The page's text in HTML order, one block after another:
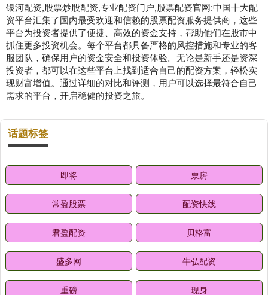
银河配资,股票炒股配资,专业配资门户,股票配资官网:中国十大配
资平台汇集了国内最受欢迎和信赖的股票配资服务提供商，这些
平台为投资者提供了便捷、高效的资金支持，帮助他们在股市中
抓住更多投资机会。每个平台都具备严格的风控措施和专业的客
服团队，确保用户的资金安全和投资体验。无论是新手还是资深
投资者，都可以在这些平台上找到适合自己的配资方案，轻松实
现财富增值。通过详细的对比和评测，用户可以选择最符合自己
需求的平台，开启稳健的投资之旅。
话题标签
即将 票房
常盈股票 配资快线
君盈配资 贝格富
盛多网 牛弘配资
重磅 现身